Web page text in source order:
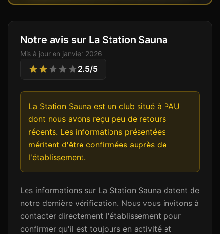
Notre avis sur La Station Sauna
Mis à jour en janvier 2026
2.5/5
La Station Sauna est un club situé à PAU
dont nous avons reçu peu de retours
récents. Les informations présentées
méritent d'être confirmées auprès de
l'établissement.
Les informations sur La Station Sauna datent de
notre dernière vérification. Nous vous invitons à
contacter directement l'établissement pour
confirmer qu'il est toujours en activité et